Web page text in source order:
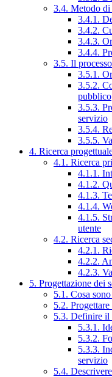
3.4. Metodo
3.4.1.
3.4.2.
3.4.3.
3.4.4.
3.5. Il
3.5.1.
3.5.2.
pubblico
3.5.3.
servizio
3.5.4.
3.5.5.
4. Ricerca
4.1. Ricerca
4.1.1.
4.1.2.
4.1.3.
4.1.4.
4.1.5.
utente
4.2. Ricerca
4.2.1.
4.2.2.
4.2.3.
5. Progettazione dei
5.1. Cosa
5.2.
5.3. Definire il
5.3.1.
5.3.2.
5.3.3.
servizio
5.4.